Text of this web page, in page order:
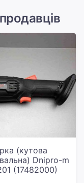
(кутова
Dnipro-m
(17482000)